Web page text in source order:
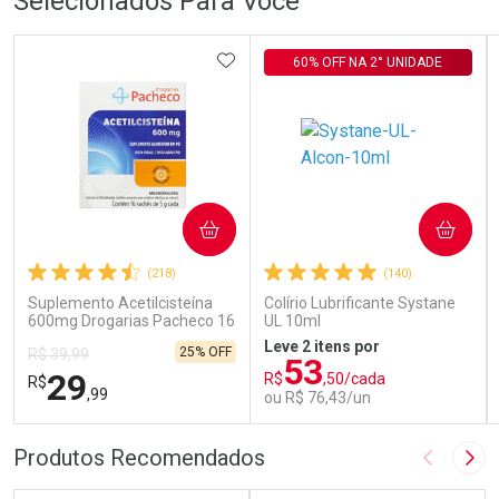
(218)
Suplemento Acetilcisteína
600mg Drogarias Pacheco 16
R$ 39,99
R$29,99
25% OFF
ADICIONAR AOS FAVORITOS
COMPRAR
FECHAR
FECHAR
Por Menos
(140)
Colírio Lubrificante Systane
UL 10ml
60% OFF NA 2° UNIDADE
Leve 2 itens por
R$53,50/cada
ou R$ 76,43/un
COMPRAR
Por Menos
Produtos Recomendados Imagem